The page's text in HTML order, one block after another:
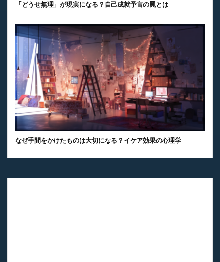
「どうせ無理」が現実になる？自己成就予言の罠とは
なぜ手間をかけたものは大切になる？イケア効果の心理学